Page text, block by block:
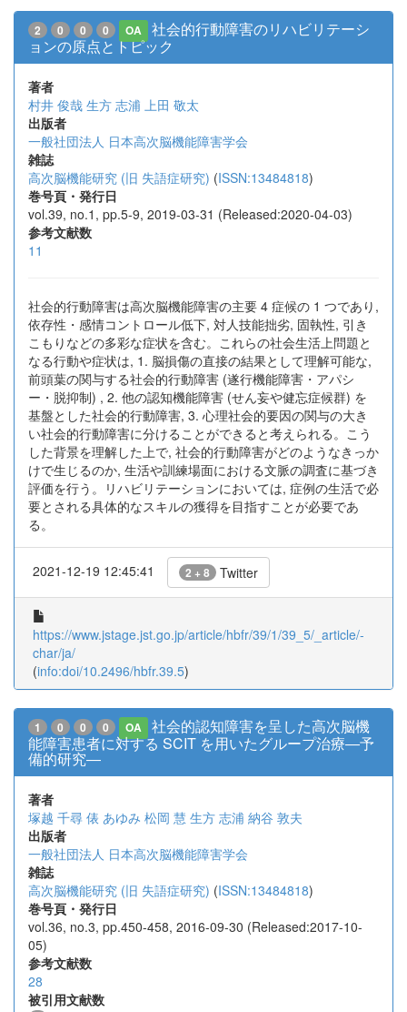
2 0 0 0 OA
社会的行動障害のリハビリテーシ
ョンの原点とトピック
著者
村井 俊哉 生方 志浦 上田 敬太
出版者
一般社団法人 日本高次脳機能障害学会
雑誌
高次脳機能研究 (旧 失語症研究) (ISSN:13484818)
巻号頁・発行日
vol.39, no.1, pp.5-9, 2019-03-31 (Released:2020-04-03)
参考文献数
11
社会的行動障害は高次脳機能障害の主要 4 症候の 1 つであり,
依存性・感情コントロール低下, 対人技能拙劣, 固執性, 引き
こもりなどの多彩な症状を含む。これらの社会生活上問題と
なる行動や症状は, 1. 脳損傷の直接の結果として理解可能な,
前頭葉の関与する社会的行動障害 (遂行機能障害・アパシ
ー・脱抑制) , 2. 他の認知機能障害 (せん妄や健忘症候群) を
基盤とした社会的行動障害, 3. 心理社会的要因の関与の大き
い社会的行動障害に分けることができると考えられる。こう
した背景を理解した上で, 社会的行動障害がどのようなきっか
けで生じるのか, 生活や訓練場面における文脈の調査に基づき
評価を行う。リハビリテーションにおいては, 症例の生活で必
要とされる具体的なスキルの獲得を目指すことが必要であ
る。
2021-12-19 12:45:41 2 + 8 Twitter
https://www.jstage.jst.go.jp/article/hbfr/39/1/39_5/_article/-
char/ja/
(info:doi/10.2496/hbfr.39.5)
1 0 0 0 OA
社会的認知障害を呈した高次脳機
能障害患者に対する SCIT を用いたグループ治療―予
備的研究―
著者
塚越 千尋 俵 あゆみ 松岡 慧 生方 志浦 納谷 敦夫
出版者
一般社団法人 日本高次脳機能障害学会
雑誌
高次脳機能研究 (旧 失語症研究) (ISSN:13484818)
巻号頁・発行日
vol.36, no.3, pp.450-458, 2016-09-30 (Released:2017-10-
05)
参考文献数
28
被引用文献数